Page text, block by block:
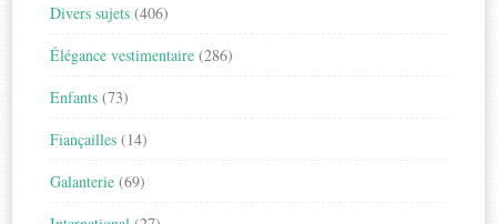
Divers sujets (406)
Élégance vestimentaire (286)
Enfants (73)
Fiançailles (14)
Galanterie (69)